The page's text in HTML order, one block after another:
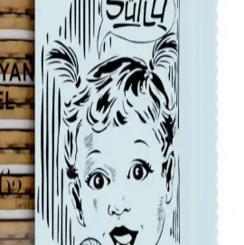
kıtır kalması, fırında pişirme,
teknikleriyle sağlanıyor. Bu
pastırmanın kıtırlığı korunabilir.
Sağlıklı ve Lezzetli
ekmek, sebzeler, sağlıklı yağlar ve
artırabilir, dengeli ve lezzetli
Özellikleri ve
Alışkanlıkları